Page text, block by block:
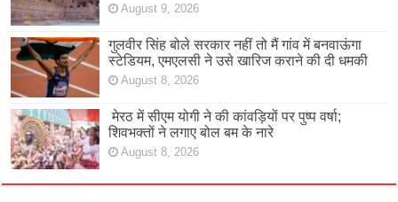
August 9, 2026
गुलवीर सिंह बोले सरकार नहीं तो मैं गांव में बनवाऊंगा
स्टेडियम, एमएलसी ने उसे खारिज कराने की दी धमकी
August 8, 2026
मेरठ में सीएम योगी ने की कांवड़ियों पर पुष्प वर्षा;
शिवभक्तों ने लगाए बोल बम के नारे
August 8, 2026